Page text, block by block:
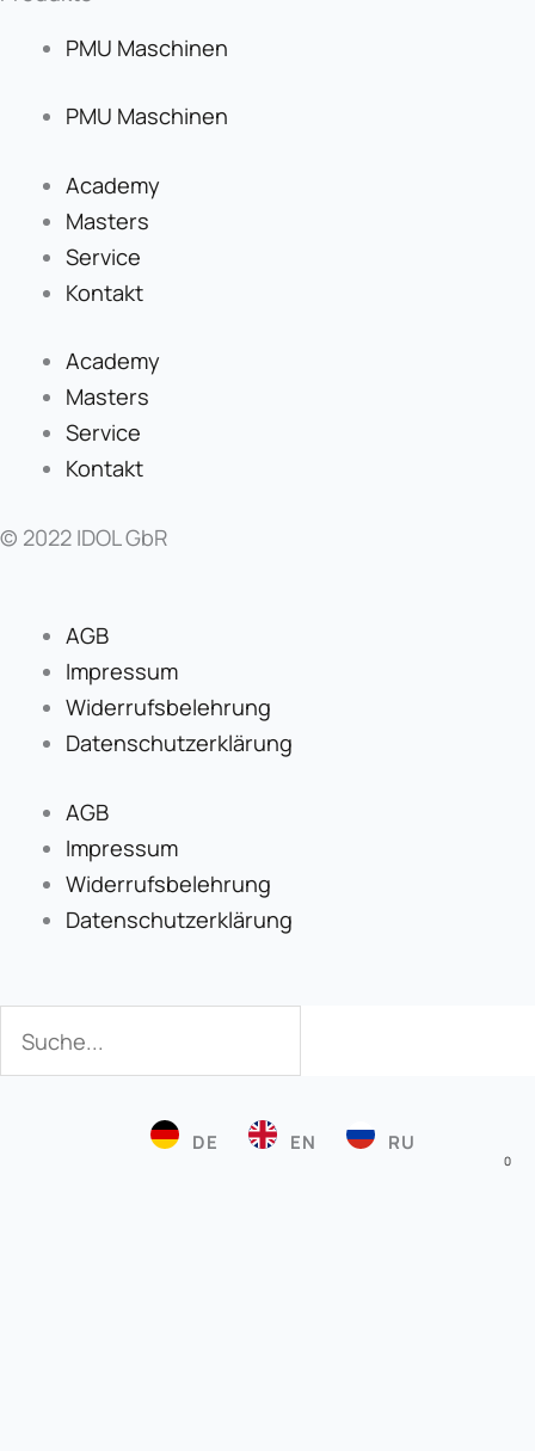
PMU Maschinen
PMU Maschinen
Academy
Masters
Service
Kontakt
Academy
Masters
Service
Kontakt
© 2022 IDOL GbR
AGB
Impressum
Widerrufsbelehrung
Datenschutzerklärung
AGB
Impressum
Widerrufsbelehrung
Datenschutzerklärung
DE EN RU
0